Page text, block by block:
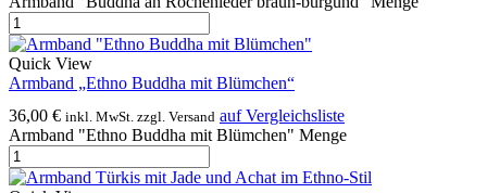
Quick View
Armband „Ethno Buddha mit Blümchen“
36,00 € inkl. MwSt. zzgl. Versand auf Vergleichsliste
Armband "Ethno Buddha mit Blümchen" Menge